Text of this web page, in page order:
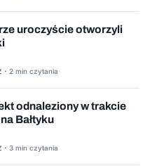
uroczyście otworzyli
2 min czytania
odnaleziony w trakcie
Bałtyku
3 min czytania